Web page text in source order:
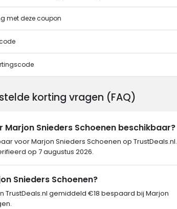
met deze coupon
korting vragen (FAQ)
Snieders Schoenen beschikbaar?
voor Marjon Snieders Schoenen op TrustDeals.nl.
op 7 augustus 2026.
Snieders Schoenen?
gemiddeld €18 bespaard bij Marjon